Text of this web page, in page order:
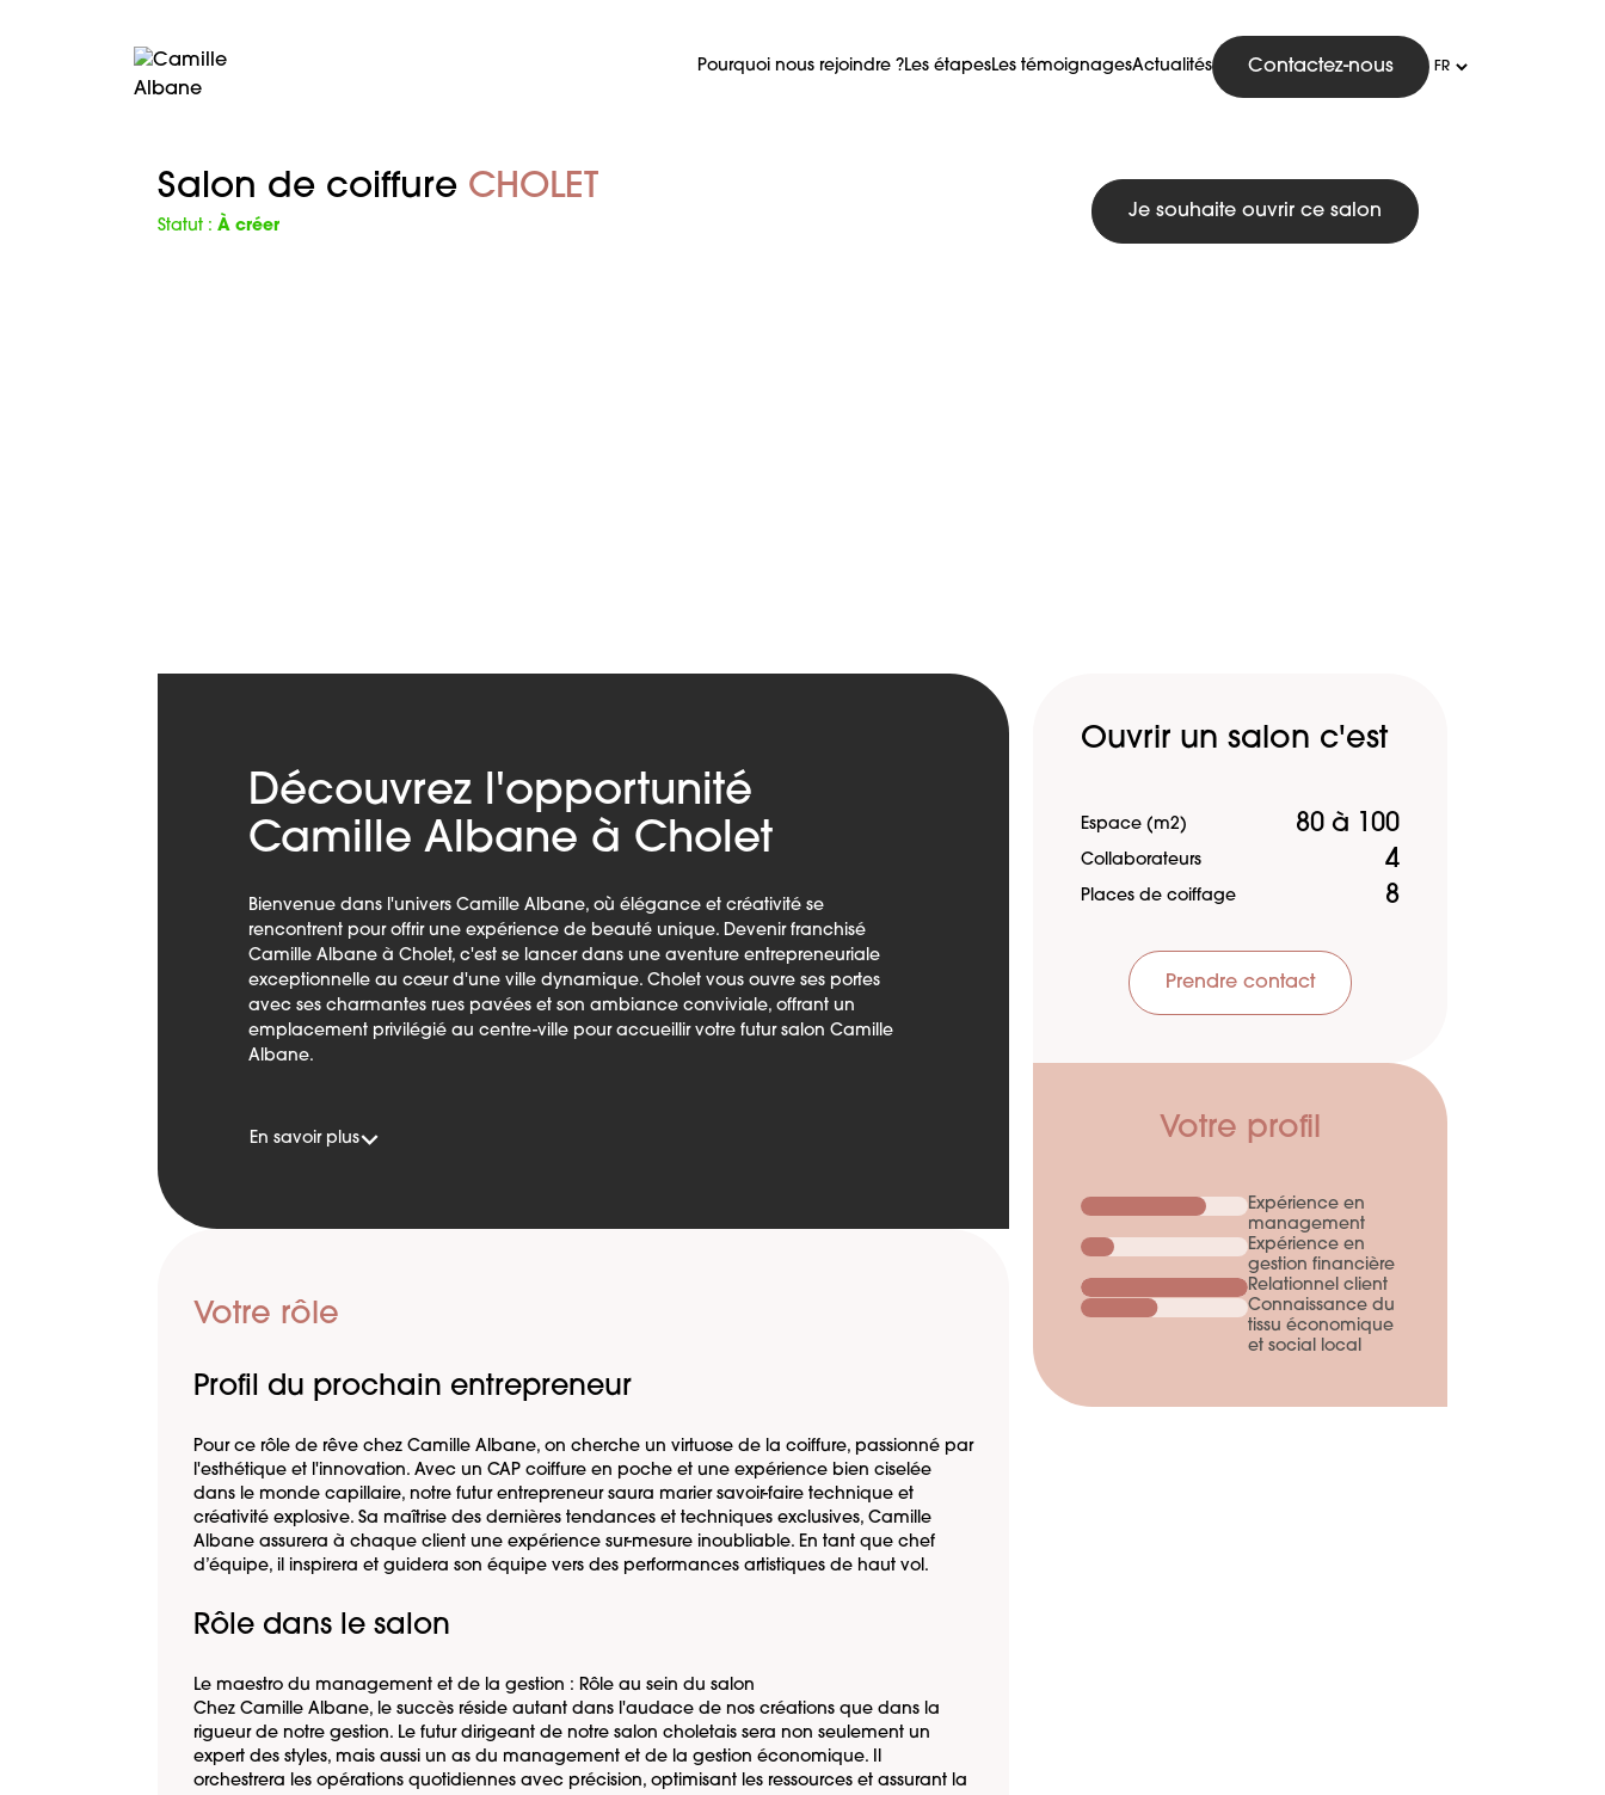
Pourquoi nous rejoindre ?Les étapesLes témoignagesActualités Contactez-nous
Salon de coiffure CHOLET
Statut : À créer
Je souhaite ouvrir ce salon
Découvrez l'opportunité
Camille Albane à Cholet
Bienvenue dans l'univers Camille Albane, où élégance et créativité se
rencontrent pour offrir une expérience de beauté unique. Devenir franchisé
Camille Albane à Cholet, c'est se lancer dans une aventure entrepreneuriale
exceptionnelle au cœur d'une ville dynamique. Cholet vous ouvre ses portes
avec ses charmantes rues pavées et son ambiance conviviale, offrant un
emplacement privilégié au centre-ville pour accueillir votre futur salon Camille
Albane.
En savoir plus
Votre rôle
Profil du prochain entrepreneur
Pour ce rôle de rêve chez Camille Albane, on cherche un virtuose de la coiffure, passionné par
l'esthétique et l'innovation. Avec un CAP coiffure en poche et une expérience bien ciselée
dans le monde capillaire, notre futur entrepreneur saura marier savoir-faire technique et
créativité explosive. Sa maîtrise des dernières tendances et techniques exclusives, Camille
Albane assurera à chaque client une expérience sur-mesure inoubliable. En tant que chef
d’équipe, il inspirera et guidera son équipe vers des performances artistiques de haut vol.
Rôle dans le salon
Le maestro du management et de la gestion : Rôle au sein du salon
Chez Camille Albane, le succès réside autant dans l'audace de nos créations que dans la
rigueur de notre gestion. Le futur dirigeant de notre salon choletais sera non seulement un
expert des styles, mais aussi un as du management et de la gestion économique. Il
orchestrera les opérations quotidiennes avec précision, optimisant les ressources et assurant la
Votre profil
Expérience en
management
Expérience en
gestion financière
Relationnel client
Connaissance du
tissu économique
et social local
Ouvrir un salon c'est
Espace (m2) 80 à 100
Collaborateurs 4
Places de coiffage 8
Prendre contact